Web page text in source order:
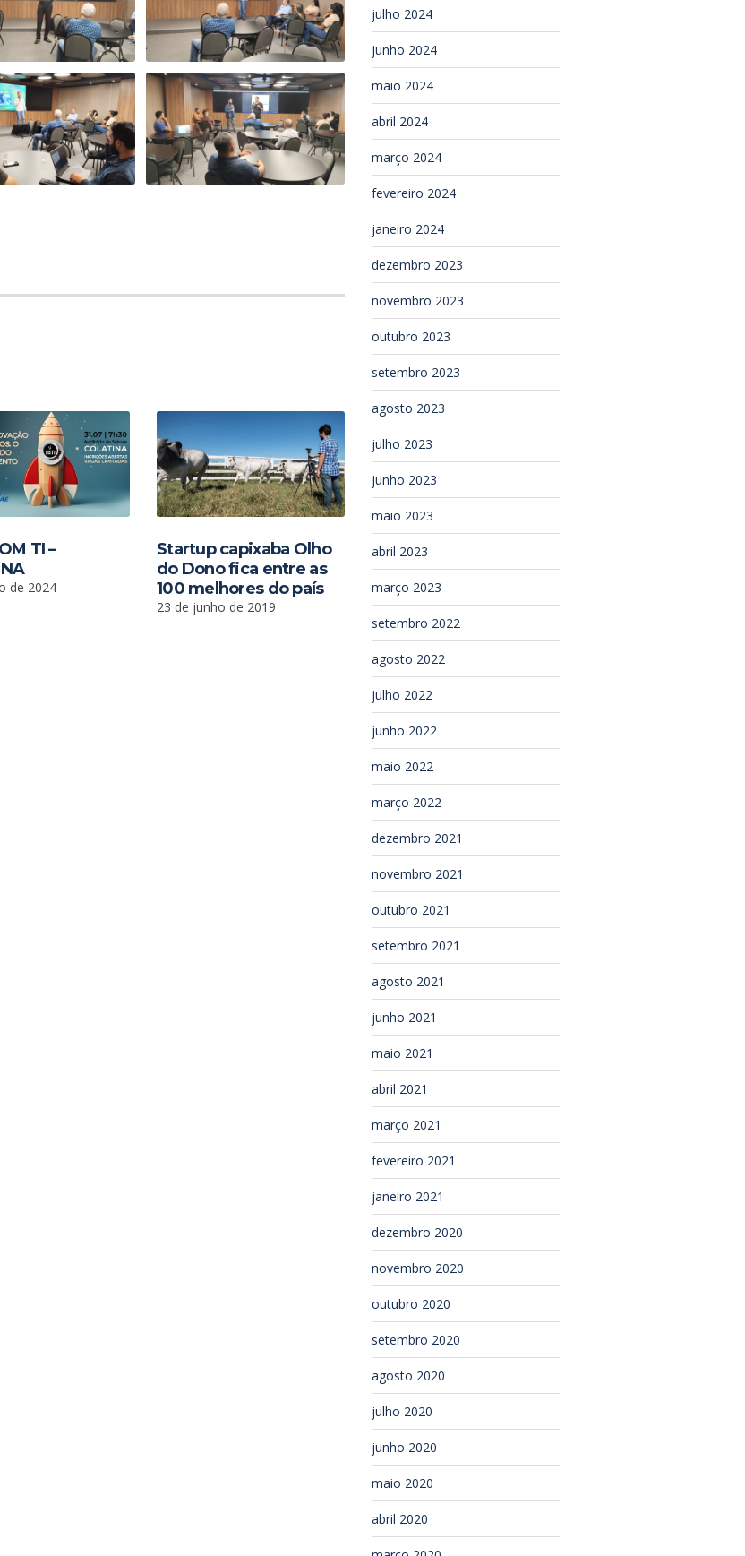
TI –
de 2024
Startup capixaba Olho
do Dono fica entre as
100 melhores do país
23 de junho de 2019
julho 2024
junho 2024
maio 2024
abril 2024
março 2024
fevereiro 2024
janeiro 2024
dezembro 2023
novembro 2023
outubro 2023
setembro 2023
agosto 2023
julho 2023
junho 2023
maio 2023
abril 2023
março 2023
setembro 2022
agosto 2022
julho 2022
junho 2022
maio 2022
março 2022
dezembro 2021
novembro 2021
outubro 2021
setembro 2021
agosto 2021
junho 2021
maio 2021
abril 2021
março 2021
fevereiro 2021
janeiro 2021
dezembro 2020
novembro 2020
outubro 2020
setembro 2020
agosto 2020
julho 2020
junho 2020
maio 2020
abril 2020